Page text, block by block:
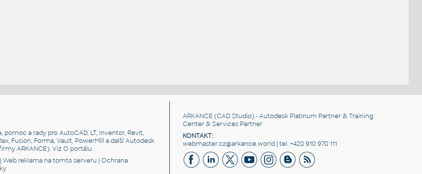
pomoc a rady pro AutoCAD, LT, Inventor, Revit,
Fusion, Forma, Vault, PowerMill a další Autodesk
ARKANCE). VizO portálu.
|Web reklama na tomto serveru |Ochrana
ARKANCE (CAD Studio) - Autodesk Platinum Partner & Training
Center & Services Partner
KONTAKT:
webmaster.cz@arkance.world | tel. +420 910 970 111